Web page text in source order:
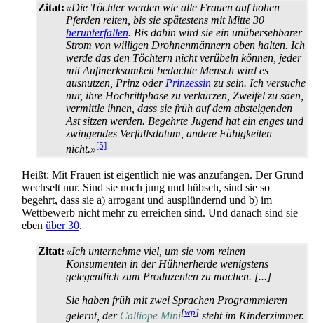
Zitat: «Die Töchter werden wie alle Frauen auf hohen
Pferden reiten, bis sie spätestens mit Mitte 30
herunter­fallen. Bis dahin wird sie ein unübersehbarer
Strom von willigen Drohnen­männern oben halten. Ich
werde das den Töchtern nicht verübeln können, jeder
mit Aufmerksamkeit bedachte Mensch wird es
ausnutzen, Prinz oder Prinzessin zu sein. Ich versuche
nur, ihre Hochritt­phase zu verkürzen, Zweifel zu säen,
vermittle ihnen, dass sie früh auf dem absteigenden
Ast sitzen werden. Begehrte Jugend hat ein enges und
zwingendes Verfallsdatum, andere Fähigkeiten
nicht.»[5]
Heißt: Mit Frauen ist eigentlich nie was anzufangen. Der Grund
wechselt nur. Sind sie noch jung und hübsch, sind sie so
begehrt, dass sie a) arrogant und aus­plündernd und b) im
Wettbewerb nicht mehr zu erreichen sind. Und danach sind sie
eben über 30.
Zitat: «Ich unternehme viel, um sie vom reinen
Konsumenten in der Hühnerherde wenigstens
gelegentlich zum Produzenten zu machen. [...]
Sie haben früh mit zwei Sprachen Programmieren
gelernt, der Calliope Mini[wp] steht im Kinderzimmer.